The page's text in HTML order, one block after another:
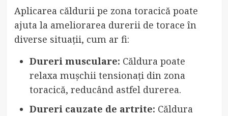
Aplicarea căldurii pe zona toracică poate
ajuta la ameliorarea durerii de torace în
diverse situații, cum ar fi:
Dureri musculare: Căldura poate
relaxa mușchii tensionați din zona
toracică, reducând astfel durerea.
Dureri cauzate de artrite: Căldura